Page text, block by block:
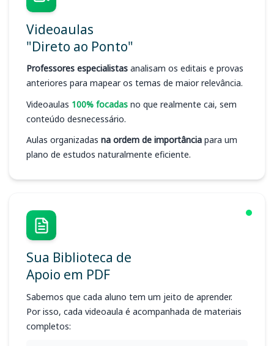
Videoaulas
"Direto ao Ponto"
Professores especialistas analisam os editais e provas
anteriores para mapear os temas de maior relevância.
Videoaulas 100% focadas no que realmente cai, sem
conteúdo desnecessário.
Aulas organizadas na ordem de importância para um
plano de estudos naturalmente eficiente.
Sua Biblioteca de
Apoio em PDF
Sabemos que cada aluno tem um jeito de aprender.
Por isso, cada videoaula é acompanhada de materiais
completos: